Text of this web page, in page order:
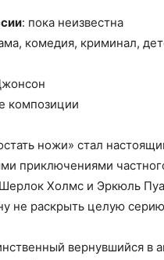
: пока неизвестна
комедия, криминал,
композиции
ножи» стал
приключениями
Холмс и Эркюль
не раскрыть целую
вернувшийся в